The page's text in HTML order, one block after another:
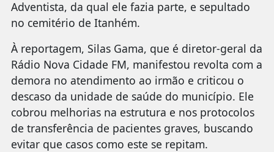
Adventista, da qual ele fazia parte, e sepultado
no cemitério de Itanhém.
À reportagem, Silas Gama, que é diretor-geral da
Rádio Nova Cidade FM, manifestou revolta com a
demora no atendimento ao irmão e criticou o
descaso da unidade de saúde do município. Ele
cobrou melhorias na estrutura e nos protocolos
de transferência de pacientes graves, buscando
evitar que casos como este se repitam.